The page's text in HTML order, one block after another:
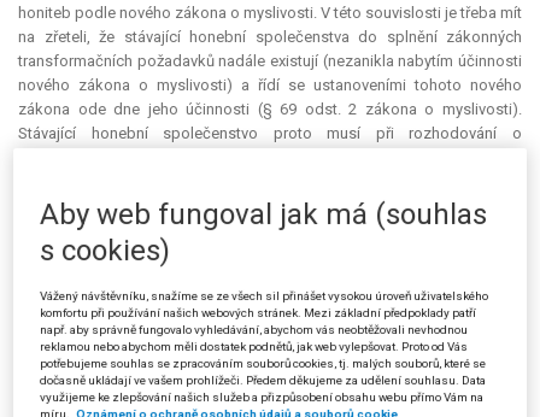
honiteb podle nového zákona o myslivosti. V této souvislosti je třeba mít
na zřeteli, že stávající honební společenstva do splnění zákonných
transformačních požadavků nadále existují (nezanikla nabytím účinnosti
nového zákona o myslivosti) a řídí se ustanoveními tohoto nového
zákona ode dne jeho účinnosti (§ 69 odst. 2 zákona o myslivosti).
Stávající honební společenstvo proto musí při rozhodování o
stanov. Tento závěr je souladný s právním názorem Nejvyššího soudu
vysloveným v rozsudku ze dne 22. 11. 2006, č. j. 28 Cdo 1579/2005 - 203,
(žaloba na určení, že rozhodnutí valné hromady Honebního společenstva
změně stanov a volbě orgánů společenstva, je neplatné), který vycházel
při posuzování platnosti svolání valné hromady při transformaci tohoto
honebního společenstva z výkladu ustanovení § 22 nového zákona o
myslivosti. V souvislosti s posuzováním platnosti "transformační valné
hromady" Honebního společenstva Stradouň ze dne 26. 3. 2003, které
Aby web fungoval jak má (souhlas
s cookies)
Vážený návštěvníku, snažíme se ze všech sil přinášet vysokou úroveň uživatelského
komfortu při používání našich webových stránek. Mezi základní předpoklady patří
např. aby správně fungovalo vyhledávání, abychom vás neobtěžovali nevhodnou
reklamou nebo abychom měli dostatek podnětů, jak web vylepšovat. Proto od Vás
potřebujeme souhlas se zpracováním souborů cookies, tj. malých souborů, které se
dočasně ukládají ve vašem prohlížeči. Předem děkujeme za udělení souhlasu. Data
využijeme ke zlepšování našich služeb a přizpůsobení obsahu webu přímo Vám na